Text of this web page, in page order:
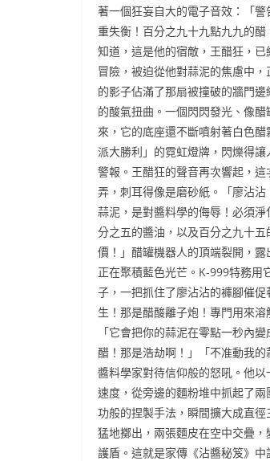
著一個狂妄自大的電子音效：「
重失衡！百分之九十九點九九的
知道，這是他的宿敵，王醋狂，
冒險，被迫從他對蒜泥的焦慮中
的影子佔滿了那扇被撞破的牆門
的酸氣扭曲。一個閃閃發光、像
來，它的底座還不斷噴射著白色
派大勝利」的霓虹燈牌，閃爍得
警報。王醋狂的聲音再次響起，
弄，刺耳得像是磨砂紙。「廖沾
蒜泥，是對醬料學的侮辱！必須
分之五的醬油，以及百分之九十
價！」醋罐機器人的頂端裂開，露
正在聚積藍色光芒。K-999特務用
子，一把抓住了廖沾沾的褲腳催
生！那是醋酸離子炮！專門用來溶
「它會把你的蒜泥在零點一秒內
醋！那是浩劫啊！」「不准動我
醬料學家對待信仰般的怒吼。他
速度，從旁邊的麵粉堆中抓起了
功般的捏製手法，瞬間擴大成直
猛地擲出，兩張麵皮在空中交疊
護盾。這就是家傳《沾醬秘笈》